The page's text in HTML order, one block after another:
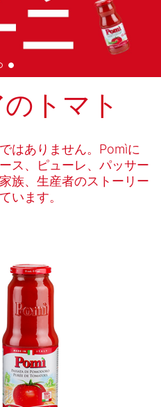
トマト
はありません。Pomìに
ス、ピューレ、パッサー
族、生産者のストーリー
います。